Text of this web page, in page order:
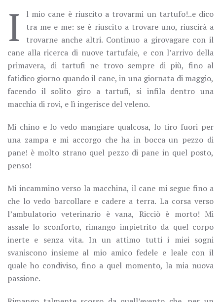
I
l mio cane è riuscito a trovarmi un tartufo!..e dico
tra me e me: se è riuscito a trovare uno, riuscirà a
trovarne anche altri. Continuo a girovagare con il
cane alla ricerca di nuove tartufaie, e con l’arrivo della
primavera, di tartufi ne trovo sempre di più, fino al
fatidico giorno quando il cane, in una giornata di maggio,
facendo il solito giro a tartufi, si infila dentro una
macchia di rovi, e lì ingerisce del veleno.
Mi chino e lo vedo mangiare qualcosa, lo tiro fuori per
una zampa e mi accorgo che ha in bocca un pezzo di
pane! è molto strano quel pezzo di pane in quel posto,
penso!
Mi incammino verso la macchina, il cane mi segue fino a
che lo vedo barcollare e cadere a terra. La corsa verso
l’ambulatorio veterinario è vana, Ricciò è morto! Mi
assale lo sconforto, rimango impietrito da quel corpo
inerte e senza vita. In un attimo tutti i miei sogni
svaniscono insieme al mio amico fedele e leale con il
quale ho condiviso, fino a quel momento, la mia nuova
passione.